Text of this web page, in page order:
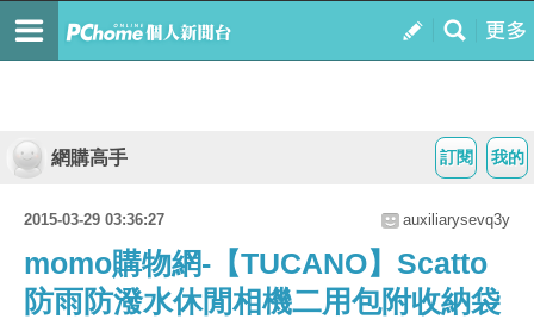
我的
訂閱
網購高手
2015-03-29 03:36:27 auxiliarysevq3y
momo購物網-【TUCANO】Scatto
防雨防潑水休閒相機二用包附收納袋